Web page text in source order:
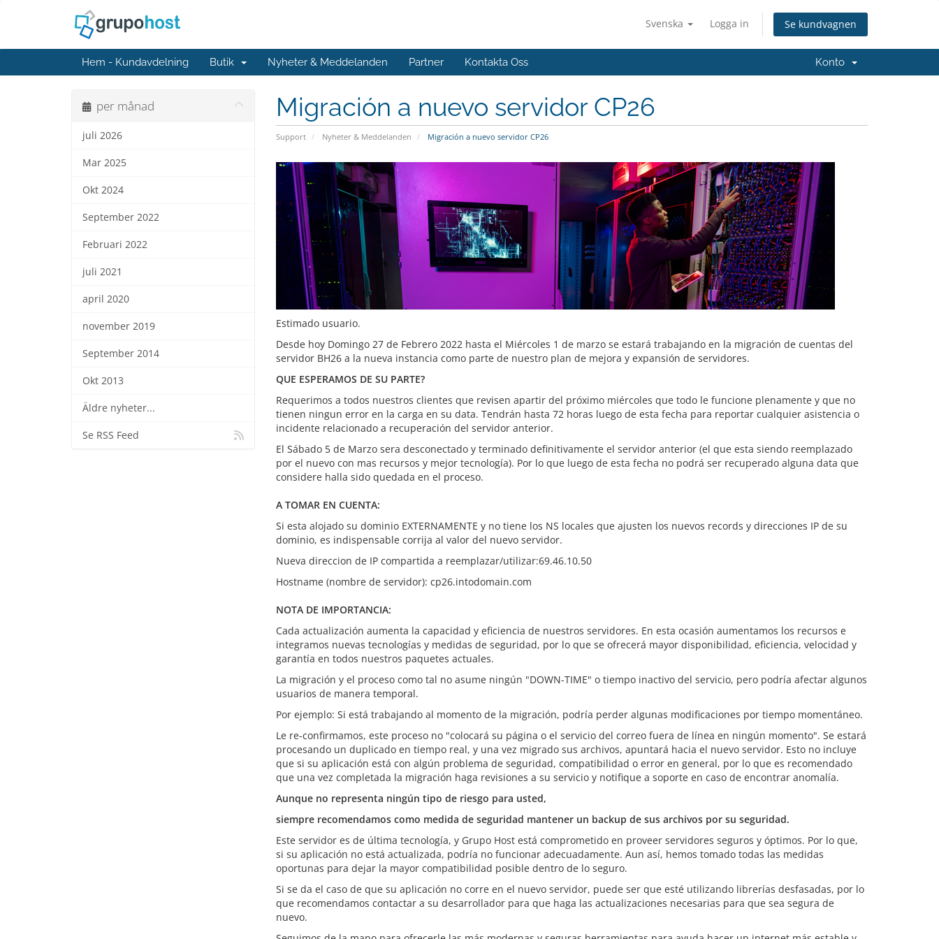
Svenska Logga in Se kundvagnen
Hem - Kundavdelning Butik Nyheter & Meddelanden Partner Kontakta Oss Konto
Migración a nuevo servidor CP26
Support Nyheter & Meddelanden Migración a nuevo servidor CP26
per månad
juli 2026
Mar 2025
Okt 2024
September 2022
Februari 2022
juli 2021
april 2020
november 2019
September 2014
Okt 2013
Äldre nyheter...
Se RSS Feed
Estimado usuario.
Desde hoy Domingo 27 de Febrero 2022 hasta el Miércoles 1 de marzo se estará trabajando en la migración de cuentas del
servidor BH26 a la nueva instancia como parte de nuestro plan de mejora y expansión de servidores.
QUE ESPERAMOS DE SU PARTE?
Requerimos a todos nuestros clientes que revisen apartir del próximo miércoles que todo le funcione plenamente y que no
tienen ningun error en la carga en su data. Tendrán hasta 72 horas luego de esta fecha para reportar cualquier asistencia o
incidente relacionado a recuperación del servidor anterior.
El Sábado 5 de Marzo sera desconectado y terminado definitivamente el servidor anterior (el que esta siendo reemplazado
por el nuevo con mas recursos y mejor tecnología). Por lo que luego de esta fecha no podrá ser recuperado alguna data que
considere halla sido quedada en el proceso.
A TOMAR EN CUENTA:
Si esta alojado su dominio EXTERNAMENTE y no tiene los NS locales que ajusten los nuevos records y direcciones IP de su
dominio, es indispensable corrija al valor del nuevo servidor.
Nueva direccion de IP compartida a reemplazar/utilizar:69.46.10.50
Hostname (nombre de servidor): cp26.intodomain.com
NOTA DE IMPORTANCIA:
Cada actualización aumenta la capacidad y eficiencia de nuestros servidores. En esta ocasión aumentamos los recursos e
integramos nuevas tecnologías y medidas de seguridad, por lo que se ofrecerá mayor disponibilidad, eficiencia, velocidad y
garantía en todos nuestros paquetes actuales.
La migración y el proceso como tal no asume ningún "DOWN-TIME" o tiempo inactivo del servicio, pero podría afectar algunos
usuarios de manera temporal.
Por ejemplo: Si está trabajando al momento de la migración, podría perder algunas modificaciones por tiempo momentáneo.
Le re-confirmamos, este proceso no "colocará su página o el servicio del correo fuera de línea en ningún momento". Se estará
procesando un duplicado en tiempo real, y una vez migrado sus archivos, apuntará hacia el nuevo servidor. Esto no incluye
que si su aplicación está con algún problema de seguridad, compatibilidad o error en general, por lo que es recomendado
que una vez completada la migración haga revisiones a su servicio y notifique a soporte en caso de encontrar anomalía.
Aunque no representa ningún tipo de riesgo para usted,
siempre recomendamos como medida de seguridad mantener un backup de sus archivos por su seguridad.
Este servidor es de última tecnología, y Grupo Host está comprometido en proveer servidores seguros y óptimos. Por lo que,
si su aplicación no está actualizada, podría no funcionar adecuadamente. Aun así, hemos tomado todas las medidas
oportunas para dejar la mayor compatibilidad posible dentro de lo seguro.
Si se da el caso de que su aplicación no corre en el nuevo servidor, puede ser que esté utilizando librerías desfasadas, por lo
que recomendamos contactar a su desarrollador para que haga las actualizaciones necesarias para que sea segura de
nuevo.